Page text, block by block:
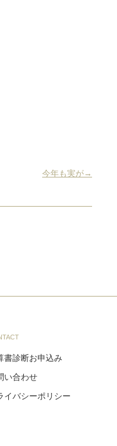
今年も実が→
書診断お申込み
い合わせ
イバシーポリシー